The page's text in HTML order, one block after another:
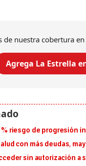
de nuestra cobertura
Agrega La Estrella
riesgo de progresión
con más deudas,
sin autorización a